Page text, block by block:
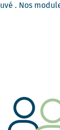
. Nos